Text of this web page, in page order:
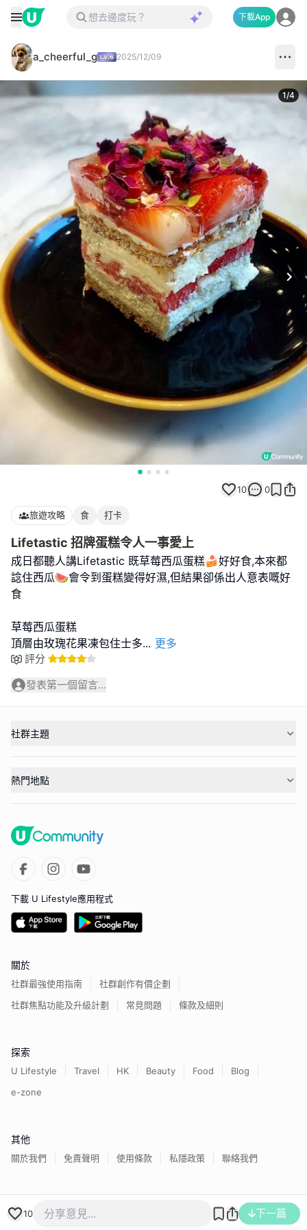
下載App
a_cheerful_g 2025/12/09
1/4
10 0
旅遊攻略 食 打卡
Lifetastic 招牌蛋糕令人一事愛上
成日都聽人講Lifetastic 既草莓西瓜蛋糕🍰好好食,本來都
諗住西瓜🍉會令到蛋糕變得好濕,但結果卻係出人意表嘅好
食
草莓西瓜蛋糕
頂層由玫瑰花果凍包住士多... 更多
評分
發表第一個留言...
10 下一篇
社群主題
熱門地點
下載 U Lifestyle應用程式
關於
社群最強使用指南
社群創作有價企劃
社群焦點功能及升級計劃
常見問題 條款及細則
探索
U Lifestyle Travel HK Beauty Food
Blog
e-zone
其他
關於我們 免責聲明 使用條款 私隱政策 聯絡我們
香港經濟日報版權所有©